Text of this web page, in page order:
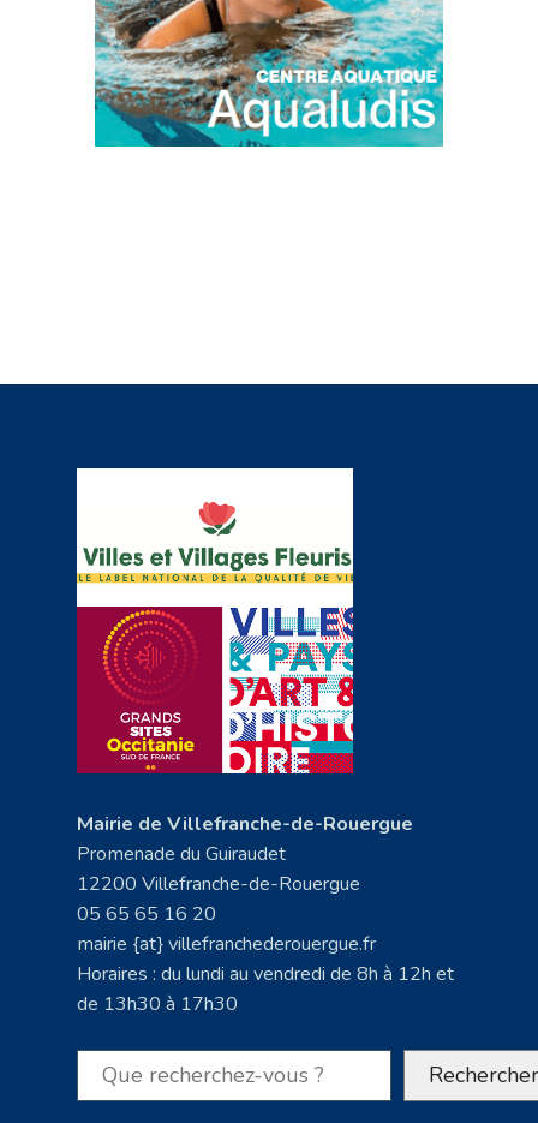
Mairie de Villefranche-de-Rouergue
Promenade du Guiraudet
12200 Villefranche-de-Rouergue
05 65 65 16 20
mairie {at} villefranchederouergue.fr
Horaires : du lundi au vendredi de 8h à 12h et
de 13h30 à 17h30
Rechercher Rechercher